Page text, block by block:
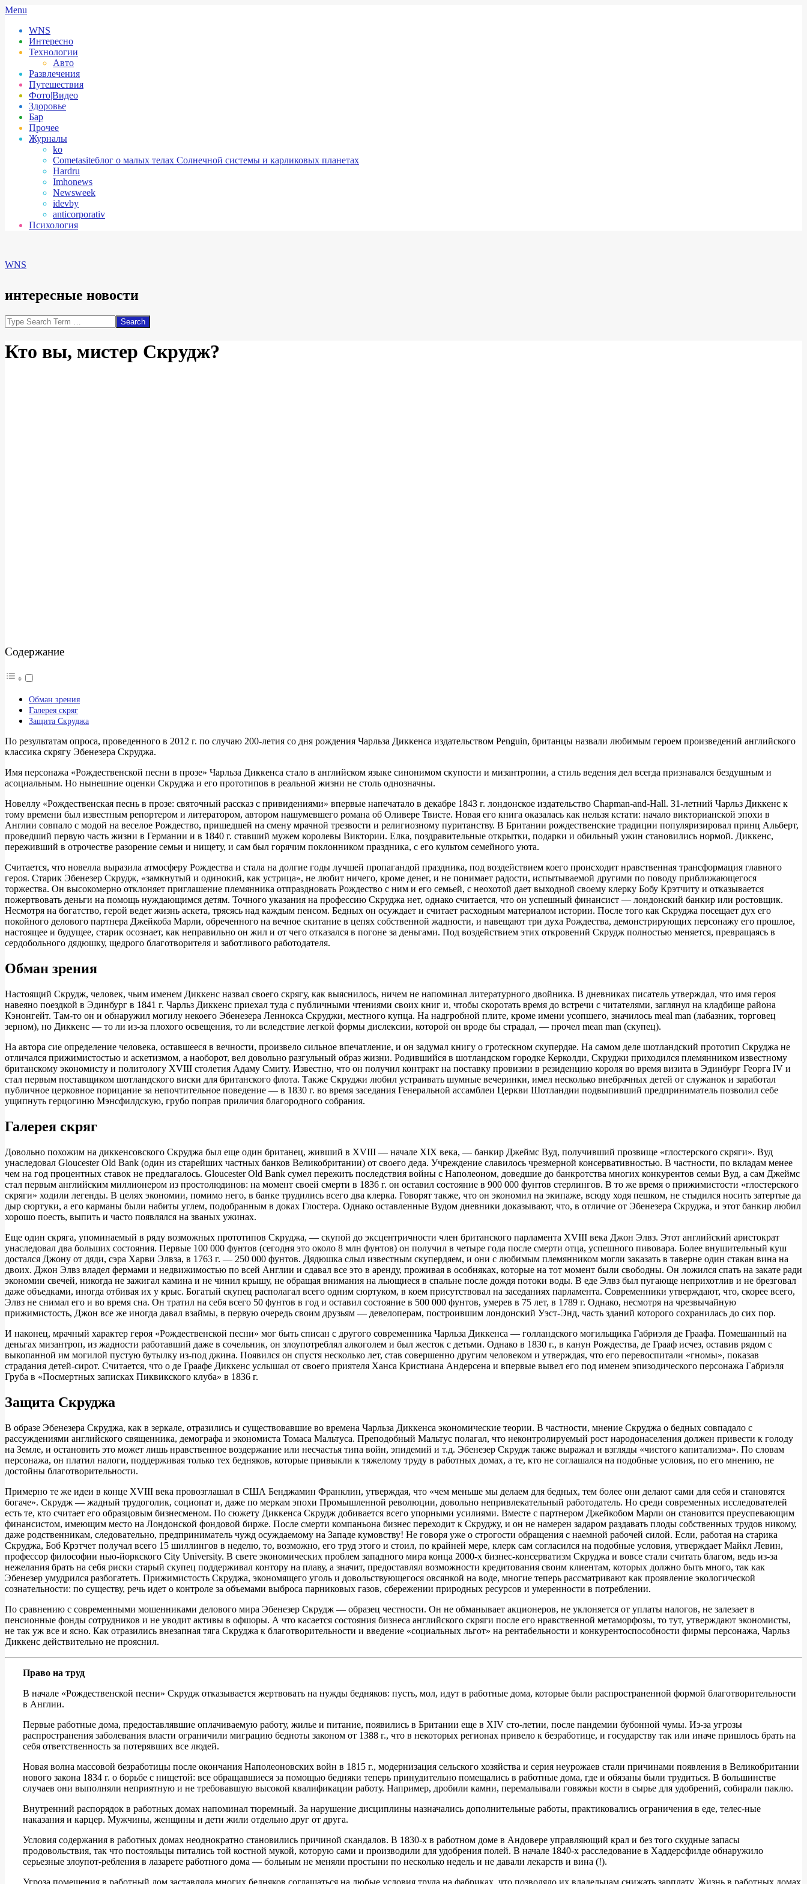
Skip
content
Secondary
Menu
Menu
WNS
Интересно
Технологии
Авто
Развлечения
Путешествия
Фото|Видео
Здоровье
Бар
Прочее
Журналы
ko
Cometasiteблог о малых телах Солнечной системы и карликовых планетах
Hardru
Imhonews
Newsweek
idevby
anticorporativ
Психология
WNS
интересные новости
Search
Кто вы, мистер Скрудж?
Содержание
Обман зрения
Галерея скряг
Защита Скруджа
По результатам опроса, проведенного в 2012 г. по случаю 200-летия со дня рождения Чарльза Диккенса издательством Penguin, британцы назвали любимым героем произведений английского
классика скрягу Эбенезера Скруджа.
Имя персонажа «Рождественской песни в прозе» Чарльза Диккенса стало в английском языке синонимом скупости и мизантропии, а стиль ведения дел всегда признавался бездушным и
асоциальным. Но нынешние оценки Скруджа и его прототипов в реальной жизни не столь однозначны.
Новеллу «Рождественская песнь в прозе: святочный рассказ с привидениями» впервые напечатало в декабре 1843 г. лондонское издательство Chapman-and-Hall. 31-летний Чарльз Диккенс к
тому времени был известным репортером и литератором, автором нашумевшего романа об Оливере Твисте. Новая его книга оказалась как нельзя кстати: начало викторианской эпохи в
Англии совпало с модой на веселое Рождество, пришедшей на смену мрачной трезвости и религиозному пуританству. В Британии рождественские традиции популяризировал принц Альберт,
проведший первую часть жизни в Германии и в 1840 г. ставший мужем королевы Виктории. Елка, поздравительные открытки, подарки и обильный ужин становились нормой. Диккенс,
переживший в отрочестве разорение семьи и нищету, и сам был горячим поклонником праздника, с его культом семейного уюта.
Считается, что новелла выразила атмосферу Рождества и стала на долгие годы лучшей пропагандой праздника, под воздействием коего происходит нравственная трансформация главного
героя. Старик Эбенезер Скрудж, «замкнутый и одинокий, как устрица», не любит ничего, кроме денег, и не понимает радости, испытываемой другими по поводу приближающегося
торжества. Он высокомерно отклоняет приглашение племянника отпраздновать Рождество с ним и его семьей, с неохотой дает выходной своему клерку Бобу Крэтчиту и отказывается
пожертвовать деньги на помощь нуждающимся детям. Точного указания на профессию Скруджа нет, однако считается, что он успешный финансист — лондонский банкир или ростовщик.
Несмотря на богатство, герой ведет жизнь аскета, трясясь над каждым пенсом. Бедных он осуждает и считает расходным материалом истории. После того как Скруджа посещает дух его
покойного делового партнера Джейкоба Марли, обреченного на вечное скитание в цепях собственной жадности, и навещают три духа Рождества, демонстрирующих персонажу его прошлое,
настоящее и будущее, старик осознает, как неправильно он жил и от чего отказался в погоне за деньгами. Под воздействием этих откровений Скрудж полностью меняется, превращаясь в
сердобольного дядюшку, щедрого благотворителя и заботливого работодателя.
Обман зрения
Настоящий Скрудж, человек, чьим именем Диккенс назвал своего скрягу, как выяснилось, ничем не напоминал литературного двойника. В дневниках писатель утверждал, что имя героя
навеяно поездкой в Эдинбург в 1841 г. Чарльз Диккенс приехал туда с публичными чтениями своих книг и, чтобы скоротать время до встречи с читателями, заглянул на кладбище района
Кэнонгейт. Там-то он и обнаружил могилу некоего Эбенезера Леннокса Скруджи, местного купца. На надгробной плите, кроме имени усопшего, значилось meal man (лабазник, торговец
зерном), но Диккенс — то ли из-за плохого освещения, то ли вследствие легкой формы дислексии, которой он вроде бы страдал, — прочел mean man (скупец).
На автора сие определение человека, оставшееся в вечности, произвело сильное впечатление, и он задумал книгу о гротескном скупердяе. На самом деле шотландский прототип Скруджа не
отличался прижимистостью и аскетизмом, а наоборот, вел довольно разгульный образ жизни. Родившийся в шотландском городке Керколди, Скруджи приходился племянником известному
британскому экономисту и политологу XVIII столетия Адаму Смиту. Известно, что он получил контракт на поставку провизии в резиденцию короля во время визита в Эдинбург Георга IV и
стал первым поставщиком шотландского виски для британского флота. Также Скруджи любил устраивать шумные вечеринки, имел несколько внебрачных детей от служанок и заработал
публичное церковное порицание за непочтительное поведение — в 1830 г. во время заседания Генеральной ассамблеи Церкви Шотландии подвыпивший предприниматель позволил себе
ущипнуть герцогиню Мэнсфилдскую, грубо поправ приличия благородного собрания.
Галерея скряг
Довольно похожим на диккенсовского Скруджа был еще один британец, живший в XVIII — начале XIX века, — банкир Джеймс Вуд, получивший прозвище «глостерского скряги». Вуд
унаследовал Gloucester Old Bank (один из старейших частных банков Великобритании) от своего деда. Учреждение славилось чрезмерной консервативностью. В частности, по вкладам менее
чем на год процентных ставок не предлагалось. Gloucester Old Bank сумел пережить последствия войны с Наполеоном, доведшие до банкротства многих конкурентов семьи Вуд, а сам Джеймс
стал первым английским миллионером из простолюдинов: на момент своей смерти в 1836 г. он оставил состояние в 900 000 фунтов стерлингов. В то же время о прижимистости «глостерского
скряги» ходили легенды. В целях экономии, помимо него, в банке трудились всего два клерка. Говорят также, что он экономил на экипаже, всюду ходя пешком, не стыдился носить затертые да
дыр сюртуки, а его карманы были набиты углем, подобранным в доках Глостера. Однако оставленные Вудом дневники доказывают, что, в отличие от Эбенезера Скруджа, и этот банкир любил
хорошо поесть, выпить и часто появлялся на званых ужинах.
Еще один скряга, упоминаемый в ряду возможных прототипов Скруджа, — скупой до эксцентричности член британского парламента XVIII века Джон Элвз. Этот английский аристократ
унаследовал два больших состояния. Первые 100 000 фунтов (сегодня это около 8 млн фунтов) он получил в четыре года после смерти отца, успешного пивовара. Более внушительный куш
достался Джону от дяди, сэра Харви Элвза, в 1763 г. — 250 000 фунтов. Дядюшка слыл известным скупердяем, и они с любимым племянником могли заказать в таверне один стакан вина на
двоих. Джон Элвз владел фермами и недвижимостью по всей Англии и сдавал все это в аренду, проживая в особняках, которые на тот момент были свободны. Он ложился спать на закате ради
экономии свечей, никогда не зажигал камина и не чинил крышу, не обращая внимания на льющиеся в спальне после дождя потоки воды. В еде Элвз был пугающе неприхотлив и не брезговал
даже объедками, иногда отбивая их у крыс. Богатый скупец располагал всего одним сюртуком, в коем присутствовал на заседаниях парламента. Современники утверждают, что, скорее всего,
Элвз не снимал его и во время сна. Он тратил на себя всего 50 фунтов в год и оставил состояние в 500 000 фунтов, умерев в 75 лет, в 1789 г. Однако, несмотря на чрезвычайную
прижимистость, Джон все же иногда давал взаймы, в первую очередь своим друзьям — девелоперам, построившим лондонский Уэст-Энд, часть зданий которого сохранилась до сих пор.
И наконец, мрачный характер героя «Рождественской песни» мог быть списан с другого современника Чарльза Диккенса — голландского могильщика Габриэля де Граафа. Помешанный на
деньгах мизантроп, из жадности работавший даже в сочельник, он злоупотреблял алкоголем и был жесток с детьми. Однако в 1830 г., в канун Рождества, де Грааф исчез, оставив рядом с
выкопанной им могилой пустую бутылку из-под джина. Появился он спустя несколько лет, став совершенно другим человеком и утверждая, что его перевоспитали «гномы», показав
страдания детей-сирот. Считается, что о де Граафе Диккенс услышал от своего приятеля Ханса Кристиана Андерсена и впервые вывел его под именем эпизодического персонажа Габриэля
Груба в «Посмертных записках Пиквикского клуба» в 1836 г.
Защита Скруджа
В образе Эбенезера Скруджа, как в зеркале, отразились и существовавшие во времена Чарльза Диккенса экономические теории. В частности, мнение Скруджа о бедных совпадало с
рассуждениями английского священника, демографа и экономиста Томаса Мальтуса. Преподобный Мальтус полагал, что неконтролируемый рост народонаселения должен привести к голоду
на Земле, и остановить это может лишь нравственное воздержание или несчастья типа войн, эпидемий и т.д. Эбенезер Скрудж также выражал и взгляды «чистого капитализма». По словам
персонажа, он платил налоги, поддерживая только тех бедняков, которые привыкли к тяжелому труду в работных домах, а те, кто не соглашался на подобные условия, по его мнению, не
достойны благотворительности.
Примерно те же идеи в конце XVIII века провозглашал в США Бенджамин Франклин, утверждая, что «чем меньше мы делаем для бедных, тем более они делают сами для себя и становятся
богаче». Скрудж — жадный трудоголик, социопат и, даже по меркам эпохи Промышленной революции, довольно непривлекательный работодатель. Но среди современных исследователей
есть те, кто считает его образцовым бизнесменом. По сюжету Диккенса Скрудж добивается всего упорными усилиями. Вместе с партнером Джейкобом Марли он становится преуспевающим
финансистом, имеющим место на Лондонской фондовой бирже. После смерти компаньона бизнес переходит к Скруджу, и он не намерен задаром раздавать плоды собственных трудов никому,
даже родственникам, следовательно, предприниматель чужд осуждаемому на Западе кумовству! Не говоря уже о строгости обращения с наемной рабочей силой. Если, работая на старика
Скруджа, Боб Крэтчет получал всего 15 шиллингов в неделю, то, возможно, его труд этого и стоил, по крайней мере, клерк сам согласился на подобные условия, утверждает Майкл Левин,
профессор философии нью-йоркского City University. В свете экономических проблем западного мира конца 2000-х бизнес-консерватизм Скруджа и вовсе стали считать благом, ведь из-за
нежелания брать на себя риски старый скупец поддерживал контору на плаву, а значит, предоставлял возможности кредитования своим клиентам, которых должно быть много, так как
Эбенезер умудрился разбогатеть. Прижимистость Скруджа, экономящего уголь и довольствующегося овсянкой на воде, многие теперь рассматривают как проявление экологической
сознательности: по существу, речь идет о контроле за объемами выброса парниковых газов, сбережении природных ресурсов и умеренности в потреблении.
По сравнению с современными мошенниками делового мира Эбенезер Скрудж — образец честности. Он не обманывает акционеров, не уклоняется от уплаты налогов, не залезает в
пенсионные фонды сотрудников и не уводит активы в офшоры. А что касается состояния бизнеса английского скряги после его нравственной метаморфозы, то тут, утверждают экономисты,
не так уж все и ясно. Как отразились внезапная тяга Скруджа к благотворительности и введение «социальных льгот» на рентабельности и конкурентоспособности фирмы персонажа, Чарльз
Диккенс действительно не прояснил.
Право на труд
В начале «Рождественской песни» Скрудж отказывается жертвовать на нужды бедняков: пусть, мол, идут в работные дома, которые были распространенной формой благотворительности
в Англии.
Первые работные дома, предоставлявшие оплачиваемую работу, жилье и питание, появились в Британии еще в XIV сто-летии, после пандемии бубонной чумы. Из-за угрозы
распространения заболевания власти ограничили миграцию бедноты законом от 1388 г., что в некоторых регионах привело к безработице, и государству так или иначе пришлось брать на
себя ответственность за потерявших все людей.
Новая волна массовой безработицы после окончания Наполеоновских войн в 1815 г., модернизация сельского хозяйства и серия неурожаев стали причинами появления в Великобритании
нового закона 1834 г. о борьбе с нищетой:​ все обращавшиеся за помощью бедняки теперь принудительно помещались в работные дома, где и обязаны были трудиться. В большинстве
случаев они выполняли неприятную и не требовавшую высокой квалификации работу. Например, дробили камни, перемалывали говяжьи кости в сырье для удобрений, собирали паклю.
Внутренний распорядок в работных домах напоминал тюремный. За нарушение дисциплины назначались дополнительные работы, практиковались ограничения в еде, телес-ные
наказания и карцер. Мужчины, женщины и дети жили отдельно друг от друга.
Условия содержания в работных домах неоднократно становились причиной скандалов. В 1830-х в работном доме в Андовере управляющий крал и без того скудные запасы
продовольствия, так что постояльцы питались той костной мукой, которую сами и производили для удобрения полей. В начале 1840-х расследование в Хаддерсфилде обнаружило
серьезные злоупот-ребления в лазарете работного дома — больным не меняли простыни по несколько недель и не давали лекарств и вина (!).
Угроза помещения в работный дом заставляла многих бедняков соглашаться на любые условия труда на фабриках, что позволяло их владельцам снижать зарплату. Жизнь в работных домах